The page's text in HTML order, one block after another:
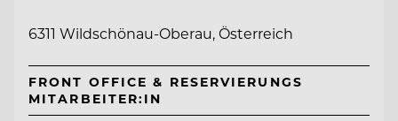
6311 Wildschönau-Oberau, Österreich
FRONT OFFICE & RESERVIERUNGS
MITARBEITER:IN